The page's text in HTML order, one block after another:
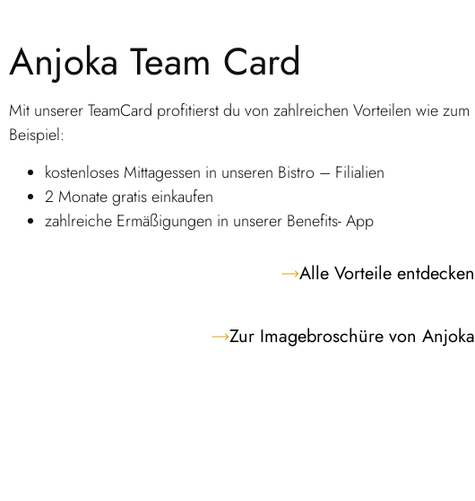
Anjoka Team Card
Mit unserer TeamCard profitierst du von zahlreichen Vorteilen wie zum
Beispiel:
kostenloses Mittagessen in unseren Bistro – Filialien
2 Monate gratis einkaufen
zahlreiche Ermäßigungen in unserer Benefits- App
Alle Vorteile entdecken
Zur Imagebroschüre von Anjoka